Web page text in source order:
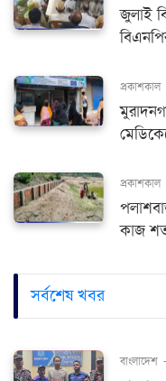
জুলাই
প্রকাশকাল
প্রকাশকাল
কাজ
সর্বশেষ খবর
বাংলাদেশ -